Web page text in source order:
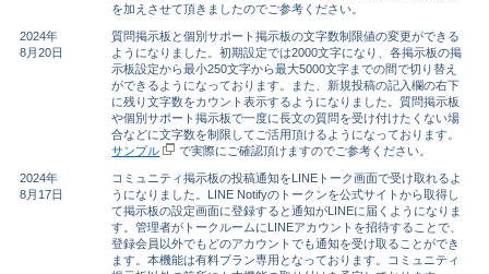
を加えさせて頂きましたのでご参考ください。
2024年
8月20日
質問掲示板と個別サポート掲示板の文字数制限値の変更ができる
ようになりました。初期設定では2000文字になり、各掲示板の掲
示板設定から最小250文字から最大5000文字までの間で切り替え
ができるようになっております。また、新規投稿の記入欄の右下
に残り文字数をカウント表示するようになりました。質問掲示板
や個別サポート掲示板で一度に長文の質問を受け付けたくない場
合などに文字数を制限してご活用頂けるようになっております。
サンプル
で実際にご確認頂けますのでご参考ください。
2024年
8月17日
コミュニティ掲示板の投稿通知をLINEトーク画面で受け取れるよ
うになりました。LINE Notifyのトークンを公式サイトから取得し
て掲示板の設定画面に登録すると通知がLINEに届くようになりま
す。管理者がトークルームにLINEアカウントを招待することで、
登録会員以外でもどのアカウントでも通知を受け取ることができ
ます。本機能は有料プラン専用となっております。コミュニティ